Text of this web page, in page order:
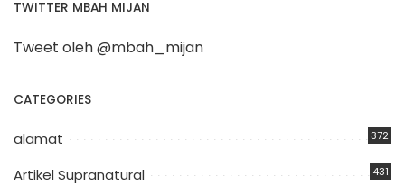
TWITTER MBAH MIJAN
Tweet oleh @mbah_mijan
CATEGORIES
alamat 372
Artikel Supranatural 431